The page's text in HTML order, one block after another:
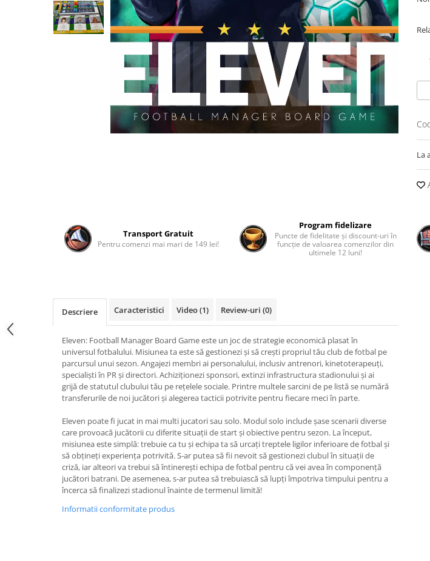
2 - 4 jucători
5 - 6 jucători
SF
TOATE JOCURILE
La
Transport Gratuit
Pentru comenzi mai mari de 149 lei!
Program fidelizare
Puncte de fidelitate și discount-uri în
funcție de valoarea comenzilor din
ultimele 12 luni!
Descriere Caracteristici Video(1) Review-uri (0)
Eleven: Football Manager Board Game este un joc de strategie economică plasat în
universul fotbalului. Misiunea ta este să gestionezi și să crești propriul tău club de fotbal pe
parcursul unui sezon. Angajezi membri ai personalului, inclusiv antrenori, kinetoterapeuți,
specialiști în PR și directori. Achiziționezi sponsori, extinzi infrastructura stadionului și ai
grijă de statutul clubului tău pe rețelele sociale. Printre multele sarcini de pe listă se numără
transferurile de noi jucători și alegerea tacticii potrivite pentru fiecare meci în parte.
Eleven poate fi jucat in mai multi jucatori sau solo. Modul solo include șase scenarii diverse
care provoacă jucătorii cu diferite situații de start și obiective pentru sezon. La început,
misiunea este simplă: trebuie ca tu și echipa ta să urcați treptele ligilor inferioare de fotbal și
să obțineți experiența potrivită. S-ar putea să fii nevoit să gestionezi clubul în situații de
criză, iar alteori va trebui să întinerești echipa de fotbal pentru că vei avea în componență
jucători batrani. De asemenea, s-ar putea să trebuiască să lupți împotriva timpului pentru a
încerca să finalizezi stadionul înainte de termenul limită!
Informatii conformitate produs